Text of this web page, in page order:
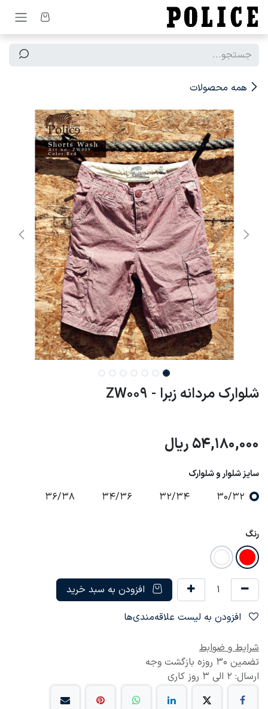
صرف نظر و مشاهده محتوا
همه محصولات
شلوارک مردانه زبرا - ZW009
54,180,000 ریال
سایز شلوار و شلوارک
30/32
32/34
34/36
36/38
رنگ
افزودن به سبد خرید
شرایط و ضوابط
تضمین 30 روزه بازگشت وجه
ارسال: 2 الی 3 روز کاری